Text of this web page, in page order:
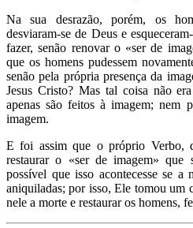
Na sua desrazão, porém, os
desviaram-se de Deus e
fazer, senão renovar o «ser de
que os homens pudessem
senão pela própria presença da
Jesus Cristo? Mas tal coisa não
apenas são feitos à imagem; nem
imagem.
E foi assim que o próprio Verbo,
restaurar o «ser de imagem» que
possível que isso acontecesse se a
aniquiladas; por isso, Ele tomou um
nele a morte e restaurar os homens,